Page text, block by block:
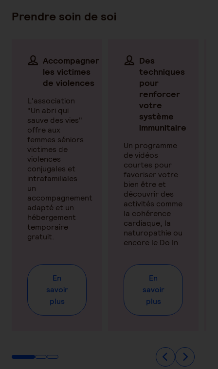
Prendre soin de soi
Accompagner
les victimes
de violences
L'association
"Un abri qui
sauve des vies"
offre aux
femmes séniors
victimes de
violences
conjugales et
intrafamiliales
un
accompagnement
adapté et un
hébergement
temporaire
gratuit.
En
savoir
plus
Des
techniques
pour
renforcer
votre
système
immunitaire
Un programme
de vidéos
courtes pour
favoriser votre
bien être et
découvrir des
activités comme
la cohérence
cardiaque, la
naturopathie ou
encore le Do In
En
savoir
plus